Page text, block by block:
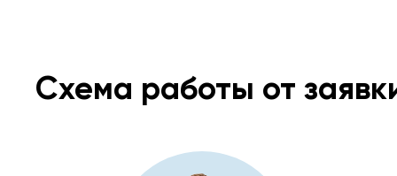
Схема работы от